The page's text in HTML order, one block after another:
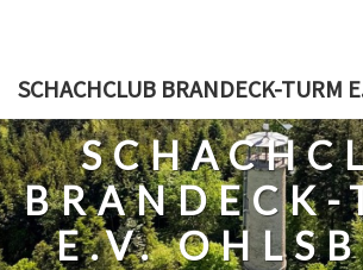
content
SCHACHCLUB BRANDECK-TURM
BRANDECK-
E.V.